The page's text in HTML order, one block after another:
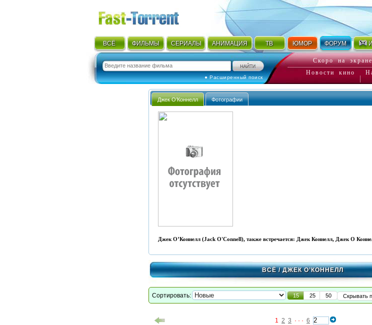
ВСЁ ФИЛЬМЫ СЕРИАЛЫ АНИМАЦИЯ ТВ ЮМОР ФОРУМ
● Расширенный поиск
Скоро на
Новости кино
Джек О’Коннелл Фотографии
Джек О’Коннелл (Jack O'Connell), также встречается: Джек Коннелл, Джек О
ВСЁ/ ДЖЕК О’КОННЕЛЛ
Сортировать: 15 25 50 Скрывать
1 2 3 · · · 6